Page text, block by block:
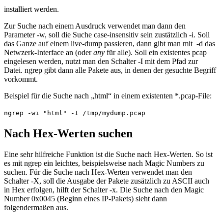
installiert werden.
Zur Suche nach einem Ausdruck verwendet man dann den
Parameter -w, soll die Suche case-insensitiv sein zustätzlich -i. Soll
das Ganze auf einem live-dump passieren, dann gibt man mit -d das
Netwzerk-Interface an (oderany für alle). Soll ein existentes pcap
eingelesen werden, nutzt man den Schalter -I mit dem Pfad zur
Datei. ngrep gibt dann alle Pakete aus, in denen der gesuchte Begriff
vorkommt.
Beispiel für die Suche nach „html“ in einem existenten *.pcap-File:
ngrep -wi "html" -I /tmp/mydump.pcap
Nach Hex-Werten suchen
Eine sehr hilfreiche Funktion ist die Suche nach Hex-Werten. So ist
es mit ngrep ein leichtes, beispielsweise nach Magic Numbers zu
suchen. Für die Suche nach Hex-Werten verwendet man den
Schalter -X, soll die Ausgabe der Pakete zusätzlich zu ASCII auch
in Hex erfolgen, hilft der Schalter -x. Die Suche nach den Magic
Number 0x0045 (Beginn eines IP-Pakets) sieht dann
folgendermaßen aus.